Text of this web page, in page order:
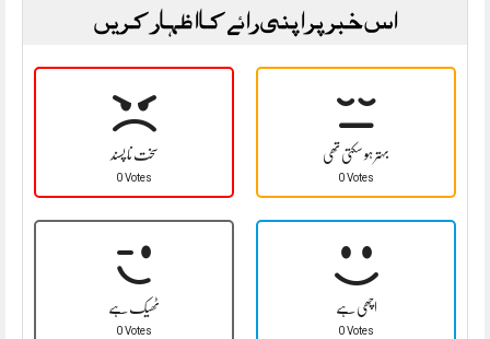
اس خبر پر اپنی رائے کا اظہار کریں
سخت نا پسند
0 Votes
بہتر ہو سکتی تھی
0 Votes
ٹھیک ہے
0 Votes
اچھی ہے
0 Votes